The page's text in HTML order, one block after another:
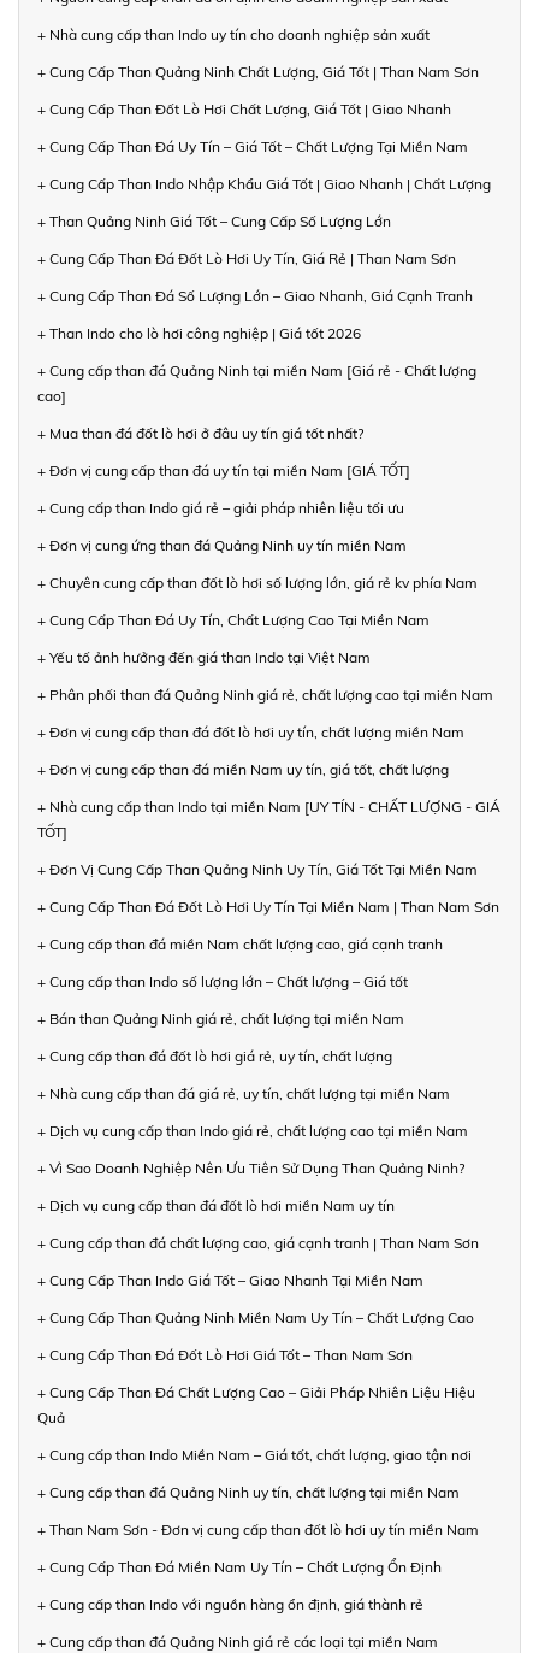
+ Nhà cung cấp than Indo uy tín cho doanh nghiệp sản xuất
+ Cung Cấp Than Quảng Ninh Chất Lượng, Giá Tốt | Than Nam Sơn
+ Cung Cấp Than Đốt Lò Hơi Chất Lượng, Giá Tốt | Giao Nhanh
+ Cung Cấp Than Đá Uy Tín – Giá Tốt – Chất Lượng Tại Miền Nam
+ Cung Cấp Than Indo Nhập Khẩu Giá Tốt | Giao Nhanh | Chất Lượng
+ Than Quảng Ninh Giá Tốt – Cung Cấp Số Lượng Lớn
+ Cung Cấp Than Đá Đốt Lò Hơi Uy Tín, Giá Rẻ | Than Nam Sơn
+ Cung Cấp Than Đá Số Lượng Lớn – Giao Nhanh, Giá Cạnh Tranh
+ Than Indo cho lò hơi công nghiệp | Giá tốt 2026
+ Cung cấp than đá Quảng Ninh tại miền Nam [Giá rẻ - Chất lượng
cao]
+ Mua than đá đốt lò hơi ở đâu uy tín giá tốt nhất?
+ Đơn vị cung cấp than đá uy tín tại miền Nam [GIÁ TỐT]
+ Cung cấp than Indo giá rẻ – giải pháp nhiên liệu tối ưu
+ Đơn vị cung ứng than đá Quảng Ninh uy tín miền Nam
+ Chuyên cung cấp than đốt lò hơi số lượng lớn, giá rẻ kv phía Nam
+ Cung Cấp Than Đá Uy Tín, Chất Lượng Cao Tại Miền Nam
+ Yếu tố ảnh hưởng đến giá than Indo tại Việt Nam
+ Phân phối than đá Quảng Ninh giá rẻ, chất lượng cao tại miền Nam
+ Đơn vị cung cấp than đá đốt lò hơi uy tín, chất lượng miền Nam
+ Đơn vị cung cấp than đá miền Nam uy tín, giá tốt, chất lượng
+ Nhà cung cấp than Indo tại miền Nam [UY TÍN - CHẤT LƯỢNG - GIÁ
TỐT]
+ Đơn Vị Cung Cấp Than Quảng Ninh Uy Tín, Giá Tốt Tại Miền Nam
+ Cung Cấp Than Đá Đốt Lò Hơi Uy Tín Tại Miền Nam | Than Nam Sơn
+ Cung cấp than đá miền Nam chất lượng cao, giá cạnh tranh
+ Cung cấp than Indo số lượng lớn – Chất lượng – Giá tốt
+ Bán than Quảng Ninh giá rẻ, chất lượng tại miền Nam
+ Cung cấp than đá đốt lò hơi giá rẻ, uy tín, chất lượng
+ Nhà cung cấp than đá giá rẻ, uy tín, chất lượng tại miền Nam
+ Dịch vụ cung cấp than Indo giá rẻ, chất lượng cao tại miền Nam
+ Vì Sao Doanh Nghiệp Nên Ưu Tiên Sử Dụng Than Quảng Ninh?
+ Dịch vụ cung cấp than đá đốt lò hơi miền Nam uy tín
+ Cung cấp than đá chất lượng cao, giá cạnh tranh | Than Nam Sơn
+ Cung Cấp Than Indo Giá Tốt – Giao Nhanh Tại Miền Nam
+ Cung Cấp Than Quảng Ninh Miền Nam Uy Tín – Chất Lượng Cao
+ Cung Cấp Than Đá Đốt Lò Hơi Giá Tốt – Than Nam Sơn
+ Cung Cấp Than Đá Chất Lượng Cao – Giải Pháp Nhiên Liệu Hiệu
Quả
+ Cung cấp than Indo Miền Nam – Giá tốt, chất lượng, giao tận nơi
+ Cung cấp than đá Quảng Ninh uy tín, chất lượng tại miền Nam
+ Than Nam Sơn - Đơn vị cung cấp than đốt lò hơi uy tín miền Nam
+ Cung Cấp Than Đá Miền Nam Uy Tín – Chất Lượng Ổn Định
+ Cung cấp than Indo với nguồn hàng ổn định, giá thành rẻ
+ Cung cấp than đá Quảng Ninh giá rẻ các loại tại miền Nam